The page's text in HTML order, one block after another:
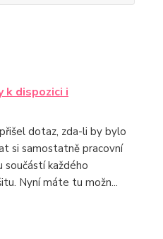
k dispozici i
dotaz, zda-li by bylo
si samostatně pracovní
součástí každého
Nyní máte tu možn...